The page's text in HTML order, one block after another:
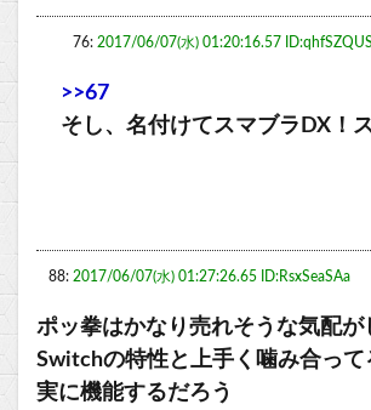
76: 2017/06/07(水) 01:20:16.57
>>67
そし、名付けてスマブラDX！
88: 2017/06/07(水) 01:27:26.65 ID:RsxSeaSAa
ポッ拳はかなり売れそうな気配が
Switchの特性と上手く噛み合って
実に機能するだろう